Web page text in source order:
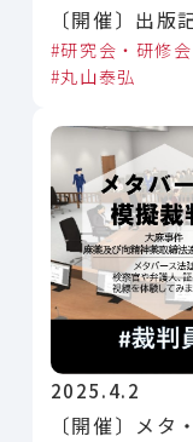
〔開催〕出版
研究会・研修会
丸山泰弘
2025.4.2
〔開催〕メ